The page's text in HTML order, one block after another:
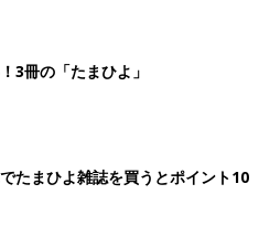
3冊の「たまひよ」
たまひよ雑誌を買うとポイント10